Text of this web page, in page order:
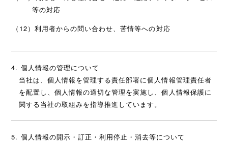
等の対応
（12）利用者からの問い合わせ、苦情等への対応
個人情報の管理について
当社は、個人情報を管理する責任部署に個人情報管理責任者
を配置し、個人情報の適切な管理を実施し、個人情報保護に
関する当社の取組みを指導推進しています。
個人情報の開示・訂正・利用停止・消去等について